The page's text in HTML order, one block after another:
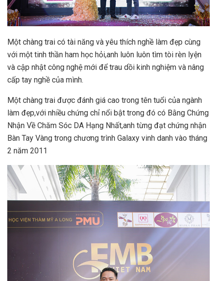
Một chàng trai có tài năng và yêu thích nghề làm đẹp cùng
với một tinh thần ham học hỏi,anh luôn luôn tìm tòi rèn lyện
và cập nhật công nghệ mới để trau dồi kinh nghiệm và nâng
cấp tay nghề của mình.
Một chàng trai được đánh giá cao trong tên tuổi của ngành
làm đẹp,với nhiều chứng chỉ nổi bật trong đó có Bằng Chứng
Nhận Về Chăm Sóc DA Hạng Nhất,anh từng đạt chứng nhận
Bàn Tay Vàng trong chương trình Galaxy vinh danh vào tháng
2 năm 2011